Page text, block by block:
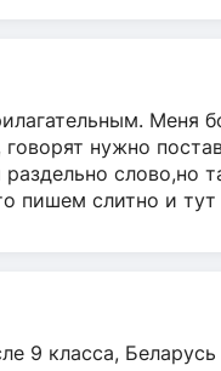
Меня
нужно
слово,но
пишем слитно и тут
9 класса, Беларусь